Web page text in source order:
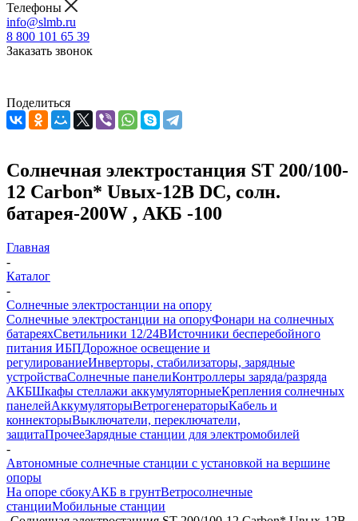
Телефоны
info@slmb.ru
8 800 101 65 39
Заказать звонок
Поделиться
Солнечная электростанция ST 200/100-
12 Carbon* Uвых-12В DC, солн.
батарея-200W , АКБ -100
Главная
-
Каталог
-
Солнечные электростанции на опору
Солнечные электростанции на опоруФонари на солнечных
батареяхСветильники 12/24ВИсточники бесперебойного
питания ИБПДорожное освещение и
регулированиеИнверторы, стабилизаторы, зарядные
устройстваСолнечные панелиКонтроллеры заряда/разряда
АКБШкафы стеллажи аккумуляторныеКрепления солнечных
панелейАккумуляторыВетрогенераторыКабель и
коннекторыВыключатели, переключатели,
защитаПрочееЗарядные станции для электромобилей
-
Автономные солнечные станции с установкой на вершине
опоры
На опоре сбокуАКБ в грунтВетросолнечные
станцииМобильные станции